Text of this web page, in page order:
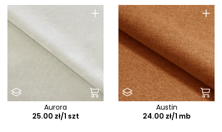
+
Aurora
25.00 zł/1 szt
+
Austin
24.00 zł/1 mb